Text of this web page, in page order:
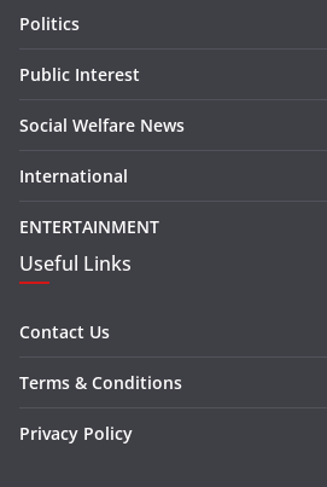
Politics
Public Interest
Social Welfare News
International
ENTERTAINMENT
Useful Links
Contact Us
Terms & Conditions
Privacy Policy